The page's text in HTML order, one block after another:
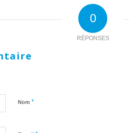
0
RÉPONSES
Nom *